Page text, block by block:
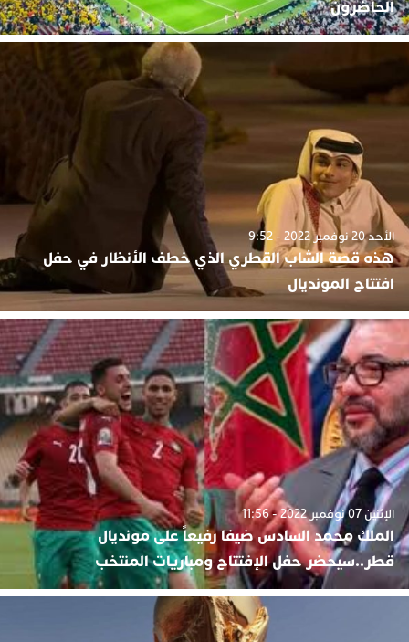
الحاضرون
الأحد 20 نوفمبر 2022 - 9:52
هذه قصة الشاب القطري الذي خطف الأنظار في حفل
افتتاح المونديال
الإثنين 07 نوفمبر 2022 - 11:56
الملك محمد السادس ضيفا رفيعاً على مونديال
قطر..سيحضر حفل الإفتتاح ومباريات المنتخب